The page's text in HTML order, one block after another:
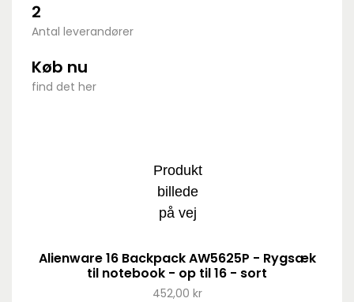
2
Antal leverandører
Køb nu
find det her
Alienware 16 Backpack AW5625P - Rygsæk
til notebook - op til 16 - sort
452,00 kr